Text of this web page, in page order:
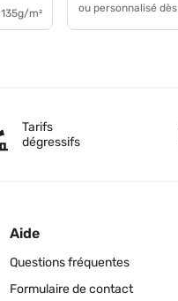
135g/m² ou personnalisé dès
Tarifs
dégressifs
Aide
Questions fréquentes
Formulaire de contact